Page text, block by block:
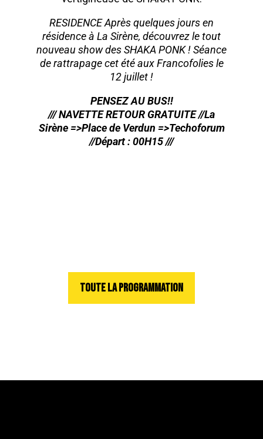
RESIDENCE Après quelques jours en
résidence à La Sirène, découvrez le tout
nouveau show des SHAKA PONK ! Séance
de rattrapage cet été aux Francofolies le
12 juillet !
PENSEZ AU BUS!!
/// NAVETTE RETOUR GRATUITE //La
Sirène =>Place de Verdun =>Techoforum
//Départ : 00H15 ///
TOUTE LA PROGRAMMATION